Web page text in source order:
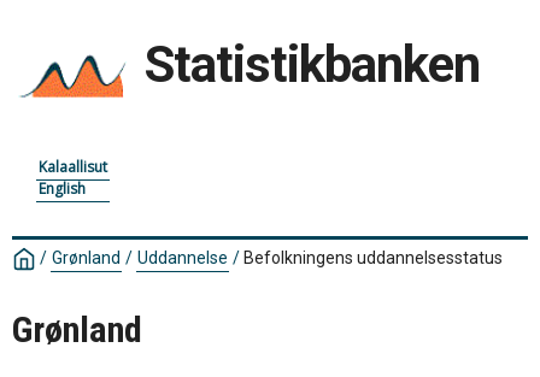
Statistikbanken
Kalaallisut
English
/ Grønland / Uddannelse / Befolkningens uddannelsesstatus
Grønland